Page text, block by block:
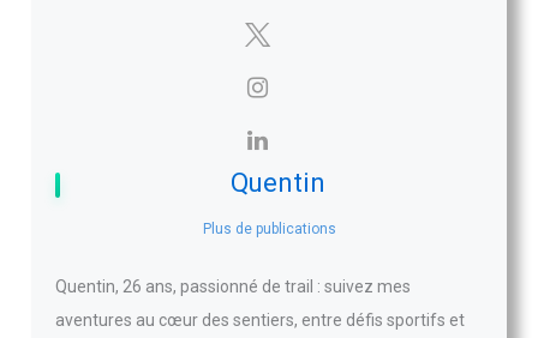
Quentin
Plus de publications
Quentin, 26 ans, passionné de trail : suivez mes
aventures au cœur des sentiers, entre défis sportifs et